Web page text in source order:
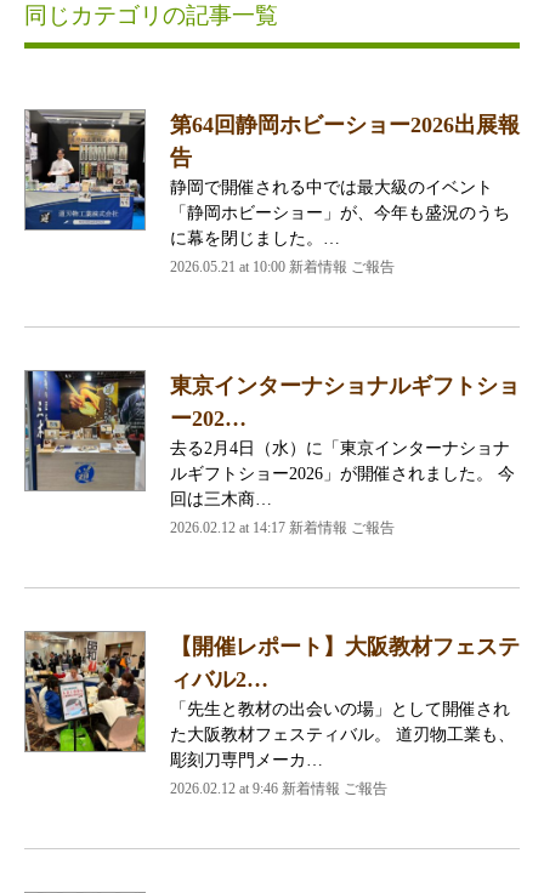
同じカテゴリの記事一覧
第64回静岡ホビーショー2026出展報
告
静岡で開催される中では最大級のイベント
「静岡ホビーショー」が、今年も盛況のうち
に幕を閉じました。…
2026.05.21 at 10:00 新着情報 ご報告
東京インターナショナルギフトショ
ー202…
去る2月4日（水）に「東京インターナショナ
ルギフトショー2026」が開催されました。 今
回は三木商…
2026.02.12 at 14:17 新着情報 ご報告
【開催レポート】大阪教材フェステ
ィバル2…
「先生と教材の出会いの場」として開催され
た大阪教材フェスティバル。 道刃物工業も、
彫刻刀専門メーカ…
2026.02.12 at 9:46 新着情報 ご報告